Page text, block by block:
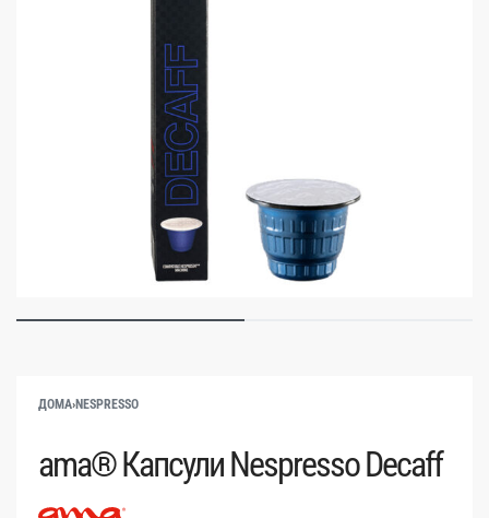
ДОМА›NESPRESSO
ama® Капсули Nespresso Decaff